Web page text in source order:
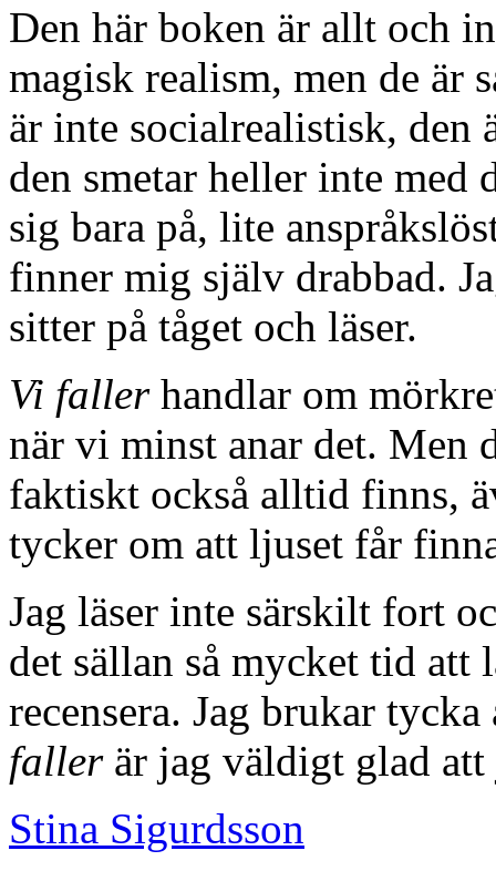
Den här boken är allt och
magisk realism, men de är
är inte socialrealistisk, den
den smetar heller inte med
sig bara på, lite
finner mig själv drabbad.
sitter på tåget och läser.
Vi fallerhandlar om
när vi minst anar det. Men
faktiskt också alltid finns,
tycker om att ljuset får
Jag läser inte särskilt fort
det sällan så mycket tid att
recensera. Jag brukar
fallerär jag väldigt glad
Stina Sigurdsson